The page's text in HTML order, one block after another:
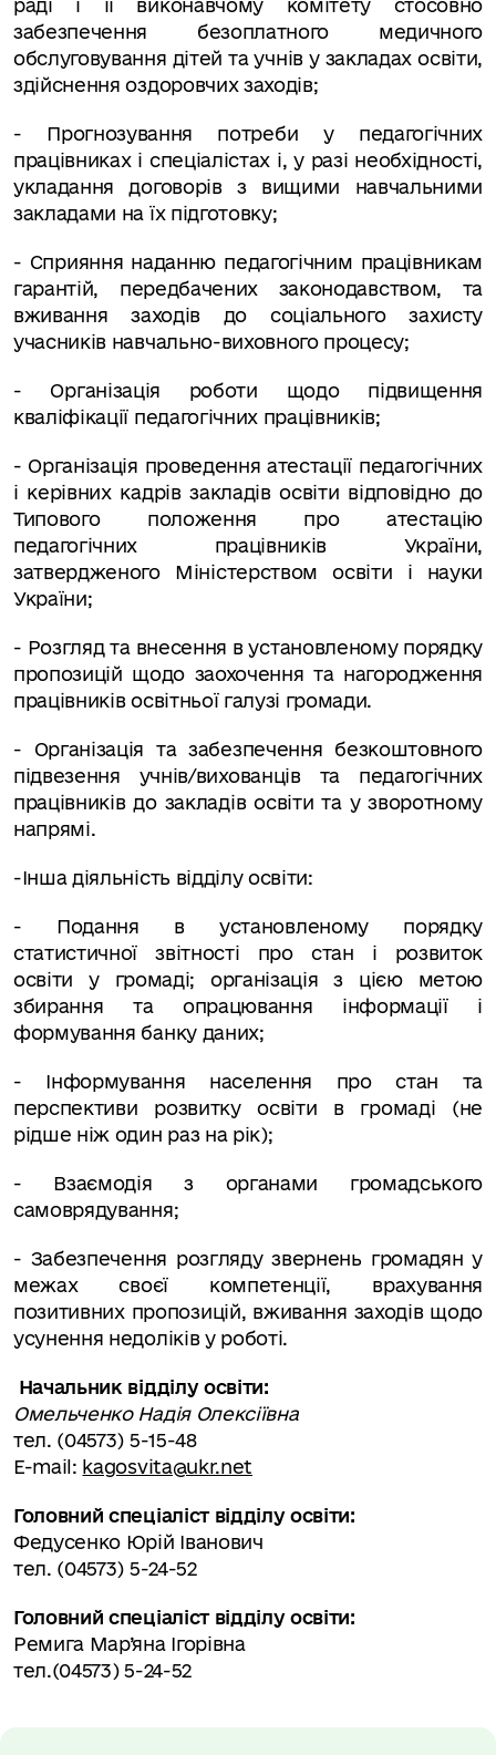
раді і її виконавчому комітету стосовно
забезпечення безоплатного медич­ного
обслуговування дітей та учнів у закладах освіти,
здійс­нення оздоровчих заходів;
- Прогнозування потреби у педагогічних
працівниках і спеціалістах і, у разі необхідності,
укладання договорів з вищими навчаль­ними
закладами на їх підготовку;
- Сприяння наданню педагогічним працівникам
гарантій, передбачених законодавством, та
вживання заходів до соціального захисту
учасників навчально-виховного процесу;
- Організація роботи щодо підвищення
кваліфікації педагогі­чних працівників;
- Організація проведення атестації педагогічних
і керівних кадрів закладів освіти відповідно до
Типового положення про атестацію
педагогічних працівників України,
затвердженого Мініс­терством освіти і науки
України;
- Розгляд та внесення в установленому порядку
пропозицій щодо заохочення та нагородження
працівників освітньої галузі громади.
-
Організація та забезпечення безкоштовного
підвезення учнів/вихованців та педагогічних
працівників до закладів освіти та у зворотному
напрямі.
-Інша діяльність відділу освіти:
- Подання в установленому порядку
статистичної звітності про стан і розвиток
освіти у громаді; організація з цією метою
збирання та опрацювання інформації і
формування банку даних;
- Інформування населення про стан та
перспективи розвитку освіти в громаді (не
рідше ніж один раз на рік);
- Взаємодія з органами громадського
самоврядування;
- Забезпечення розгляду звернень громадян у
межах своєї компетенції, врахування
позитивних пропозицій, вживання заходів щодо
усунення недоліків у роботі.
Начальник відділу освіти:
Омельченко Надія Олексіївна
тел. (04573) 5-15-48
E-mail: kagosvita@ukr.net
Головний спеціаліст відділу освіти:
Федусенко Юрій Іванович
тел. (04573) 5-24-52
Головний спеціаліст відділу освіти:
Ремига Мар’яна Ігорівна
тел.(04573) 5-24-52